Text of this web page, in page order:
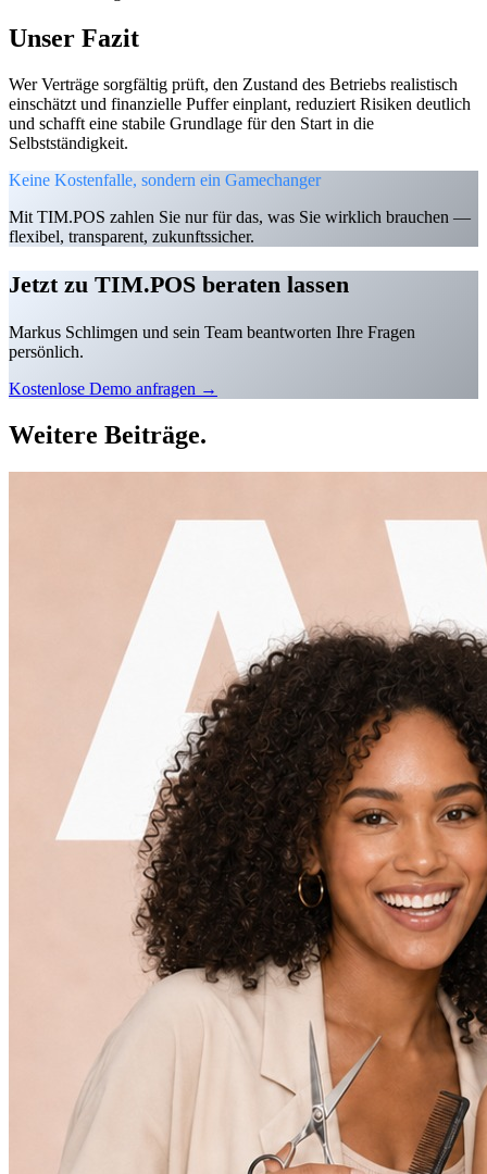
Unser Fazit
Wer Verträge sorgfältig prüft, den Zustand des Betriebs realistisch
einschätzt und finanzielle Puffer einplant, reduziert Risiken deutlich
und schafft eine stabile Grundlage für den Start in die
Selbstständigkeit.
Keine Kostenfalle, sondern ein Gamechanger
Mit TIM.POS zahlen Sie nur für das, was Sie wirklich brauchen —
flexibel, transparent, zukunftssicher.
Jetzt zu TIM.POS beraten lassen
Markus Schlimgen und sein Team beantworten Ihre Fragen
persönlich.
Kostenlose Demo anfragen →
Weitere Beiträge.